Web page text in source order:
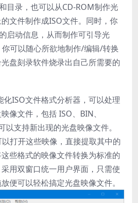
目录，也可以从CD-ROM制作光
文件制作成ISO文件。同时，你
启动信息，从而制作可引导光
可以随心所欲地制作/编辑/转换
盘刻录软件烧录出自己所需要的
ISO文件格式分析器，可以处理
像文件，包括 ISO、BIN、
以支持新出现的光盘映像文件。
打开这些映像，直接提取其中的
些格式的映像文件转换为标准的
用双窗口统一用户界面，只需使
便可以轻松搞定光盘映像文件。